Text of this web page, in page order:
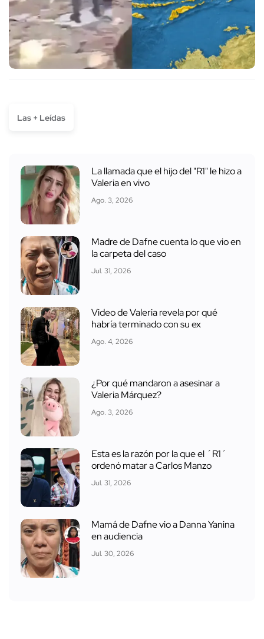
Las + Leídas
La llamada que el hijo del "R1" le hizo a
Valeria en vivo
Ago. 3, 2026
Madre de Dafne cuenta lo que vio en
la carpeta del caso
Jul. 31, 2026
Video de Valeria revela por qué
habría terminado con su ex
Ago. 4, 2026
¿Por qué mandaron a asesinar a
Valeria Márquez?
Ago. 3, 2026
Esta es la razón por la que el ´R1´
ordenó matar a Carlos Manzo
Jul. 31, 2026
Mamá de Dafne vio a Danna Yanina
en audiencia
Jul. 30, 2026